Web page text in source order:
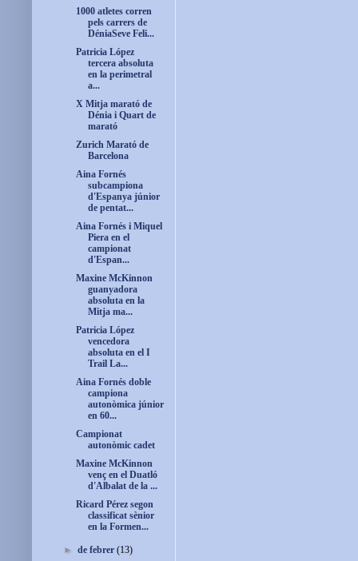
1000 atletes corren
pels carrers de
DéniaSeve Feli...
Patricia López
tercera absoluta
en la perimetral
a...
X Mitja marató de
Dénia i Quart de
marató
Zurich Marató de
Barcelona
Aina Fornés
subcampiona
d'Espanya júnior
de pentat...
Aina Fornés i Miquel
Piera en el
campionat
d'Espan...
Maxine McKinnon
guanyadora
absoluta en la
Mitja ma...
Patricia López
vencedora
absoluta en el I
Trail La...
Aina Fornés doble
campiona
autonòmica júnior
en 60...
Campionat
autonòmic cadet
Maxine McKinnon
venç en el Duatló
d'Albalat de la ...
Ricard Pérez segon
classificat sènior
en la Formen...
►de febrer(13)